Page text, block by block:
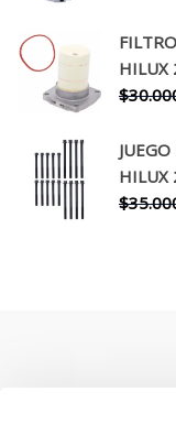
HILUX
$
HILUX
$